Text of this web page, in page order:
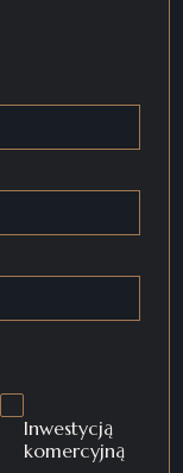
Inwestycją
komercyjną